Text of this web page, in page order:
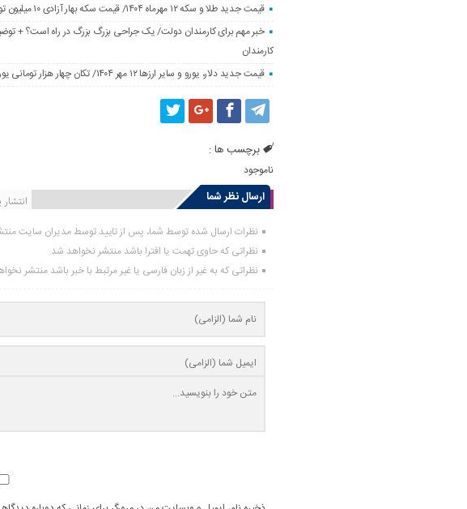
قیمت جدید طلا و سکه ۱۲ مهرماه ۱۴۰۴/ قیمت سکه بهار آزادی ۱۰ میلیون تومان تکان خورد
خبر مهم برای کارمندان دولت/ یک جراحی بزرگ بزرگ در راه است؟ +
کارمندان
قیمت جدید دلار، یورو و سایر ارزها ۱۲ مهر ۱۴۰۴/ تکان چهار هزار تومانی یورو ثبت شد
برچسب ها :
ناموجود
ارسال نظر شما انتشار
نظرات ارسال شده توسط شما، پس از تایید توسط مدیران سایت
نظراتی که حاوی تهمت یا افترا باشد منتشر نخواهد شد.
نظراتی که به غیر از زبان فارسی یا غیر مرتبط با خبر باشد منتشر